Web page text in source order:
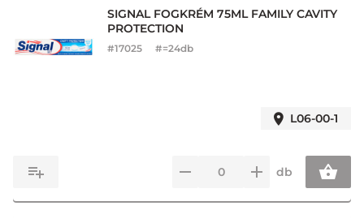
SIGNAL FOGKRÉM 75ML FAMILY CAVITY
PROTECTION
#17025 #=24db
L06-00-1
db